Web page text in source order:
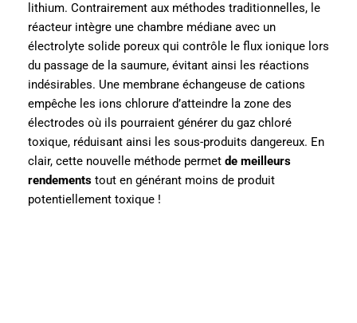
lithium. Contrairement aux méthodes traditionnelles, le
réacteur intègre une chambre médiane avec un
électrolyte solide poreux qui contrôle le flux ionique lors
du passage de la saumure, évitant ainsi les réactions
indésirables. Une membrane échangeuse de cations
empêche les ions chlorure d’atteindre la zone des
électrodes où ils pourraient générer du gaz chloré
toxique, réduisant ainsi les sous-produits dangereux. En
clair, cette nouvelle méthode permet de meilleurs
rendements tout en générant moins de produit
potentiellement toxique !